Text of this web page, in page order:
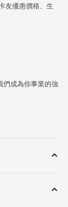
友優惠價格、生
們成為你事業的強